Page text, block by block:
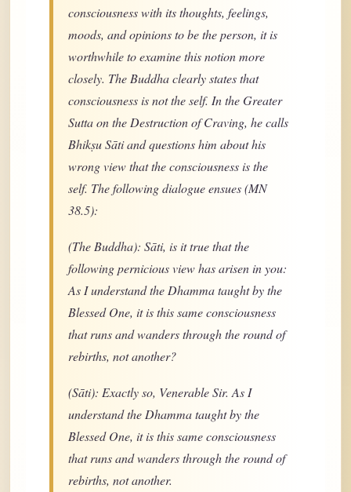
consciousness with its thoughts, feelings,
moods, and opinions to be the person, it is
worthwhile to examine this notion more
closely. The Buddha clearly states that
consciousness is not the self. In the Greater
Sutta on the Destruction of Craving, he calls
Bhikṣu Sāti and questions him about his
wrong view that the consciousness is the
self. The following dialogue ensues (MN
38.5):
(The Buddha): Sāti, is it true that the
following pernicious view has arisen in you:
As I understand the Dhamma taught by the
Blessed One, it is this same consciousness
that runs and wanders through the round of
rebirths, not another?
(Sāti): Exactly so, Venerable Sir. As I
understand the Dhamma taught by the
Blessed One, it is this same consciousness
that runs and wanders through the round of
rebirths, not another.